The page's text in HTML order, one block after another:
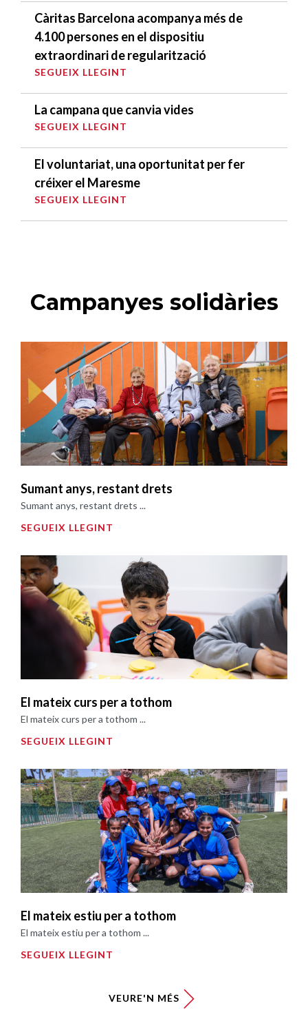
Càritas Barcelona acompanya més de
4.100 persones en el dispositiu
extraordinari de regularització
SEGUEIX LLEGINT
La campana que canvia vides
SEGUEIX LLEGINT
El voluntariat, una oportunitat per fer
créixer el Maresme
SEGUEIX LLEGINT
Campanyes solidàries
Sumant anys, restant drets
Sumant anys, restant drets ...
SEGUEIX LLEGINT
El mateix curs per a tothom
El mateix curs per a tothom ...
SEGUEIX LLEGINT
El mateix estiu per a tothom
El mateix estiu per a tothom ...
SEGUEIX LLEGINT
VEURE'N MÉS